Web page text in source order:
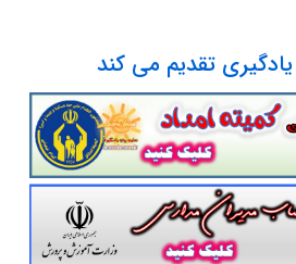
تقدیم می کند